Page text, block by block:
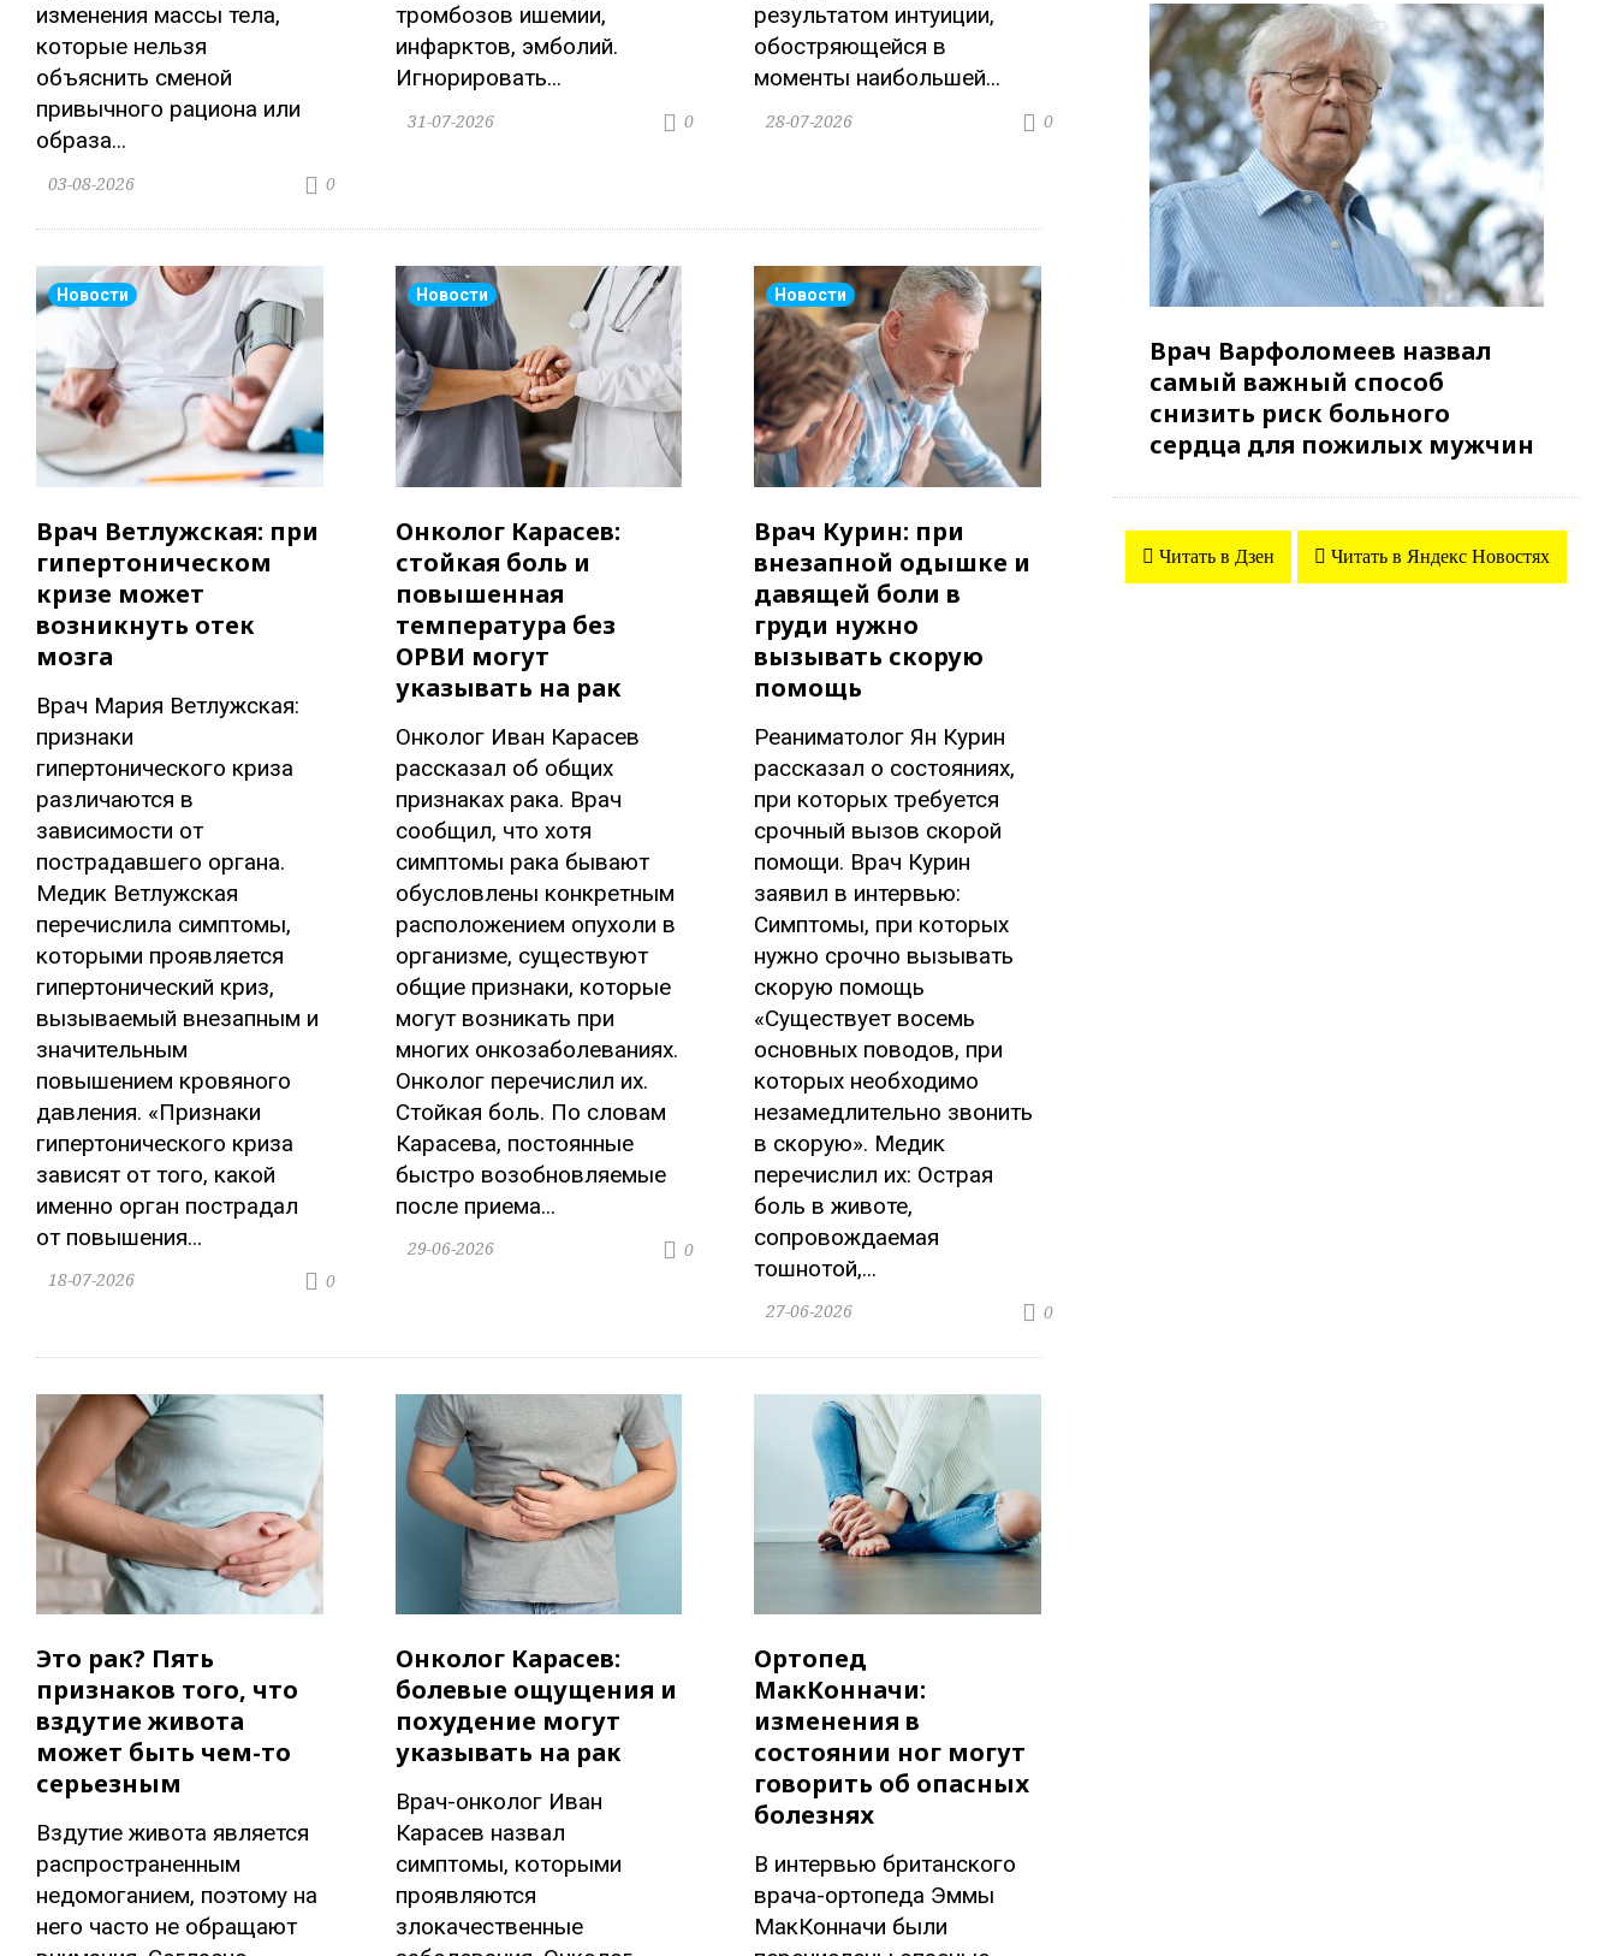
изменения массы тела,
которые нельзя
объяснить сменой
привычного рациона или
образа...
0
03-08-2026
тромбозов ишемии,
инфарктов, эмболий.
Игнорировать...
0
31-07-2026
результатом интуиции,
обостряющейся в
моменты наибольшей...
0
28-07-2026
Новости
Врач Ветлужская: при
гипертоническом
кризе может
возникнуть отек
мозга
Врач Мария Ветлужская:
признаки
гипертонического криза
различаются в
зависимости от
пострадавшего органа.
Медик Ветлужская
перечислила симптомы,
которыми проявляется
гипертонический криз,
вызываемый внезапным и
значительным
повышением кровяного
давления. «Признаки
гипертонического криза
зависят от того, какой
именно орган пострадал
от повышения...
0
18-07-2026
Новости
Онколог Карасев:
стойкая боль и
повышенная
температура без
ОРВИ могут
указывать на рак
Онколог Иван Карасев
рассказал об общих
признаках рака. Врач
сообщил, что хотя
симптомы рака бывают
обусловлены конкретным
расположением опухоли в
организме, существуют
общие признаки, которые
могут возникать при
многих онкозаболеваниях.
Онколог перечислил их.
Стойкая боль. По словам
Карасева, постоянные
быстро возобновляемые
после приема...
0
29-06-2026
Новости
Врач Курин: при
внезапной одышке и
давящей боли в
груди нужно
вызывать скорую
помощь
Реаниматолог Ян Курин
рассказал о состояниях,
при которых требуется
срочный вызов скорой
помощи. Врач Курин
заявил в интервью:
Симптомы, при которых
нужно срочно вызывать
скорую помощь
«Существует восемь
основных поводов, при
которых необходимо
незамедлительно звонить
в скорую». Медик
перечислил их: Острая
боль в животе,
сопровождаемая
тошнотой,...
0
27-06-2026
Это рак? Пять
признаков того, что
вздутие живота
может быть чем-то
серьезным
Вздутие живота является
распространенным
недомоганием, поэтому на
него часто не обращают
Онколог Карасев:
болевые ощущения и
похудение могут
указывать на рак
Врач-онколог Иван
Карасев назвал
симптомы, которыми
проявляются
злокачественные
Ортопед
МакКонначи:
изменения в
состоянии ног могут
говорить об опасных
болезнях
В интервью британского
врача-ортопеда Эммы
МакКонначи были
Врач Варфоломеев назвал
самый важный способ
снизить риск больного
сердца для пожилых мужчин
Читать в Дзен Читать в Яндекс Новостях